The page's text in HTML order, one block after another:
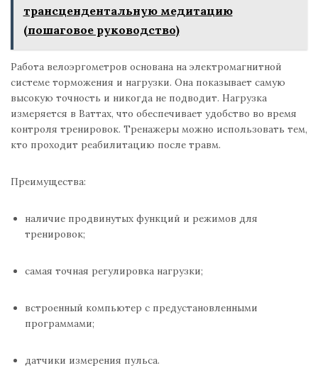
трансцендентальную медитацию
(пошаговое руководство)
Работа велоэргометров основана на электромагнитной
системе торможения и нагрузки. Она показывает самую
высокую точность и никогда не подводит. Нагрузка
измеряется в Ваттах, что обеспечивает удобство во время
контроля тренировок. Тренажеры можно использовать тем,
кто проходит реабилитацию после травм.
Преимущества:
наличие продвинутых функций и режимов для
тренировок;
самая точная регулировка нагрузки;
встроенный компьютер с предустановленными
программами;
датчики измерения пульса.